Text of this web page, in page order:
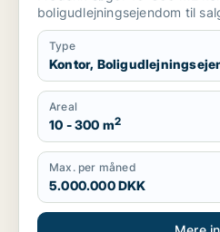
Frederiksberg m.fl.
boligudlejningsejendom til
Type
Kontor,
Areal
10 - 300 m2
Max. per måned
5.000.000 DKK